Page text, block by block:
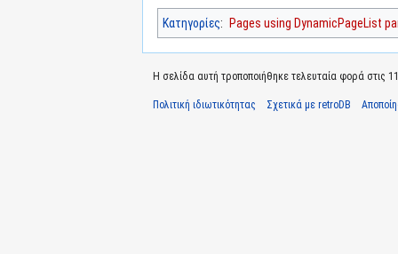
Κατηγορίες: Pages using DynamicPageList
Η σελίδα αυτή τροποποιήθηκε τελευταία φορά στις
Πολιτική ιδιωτικότητας Σχετικά με retroDB